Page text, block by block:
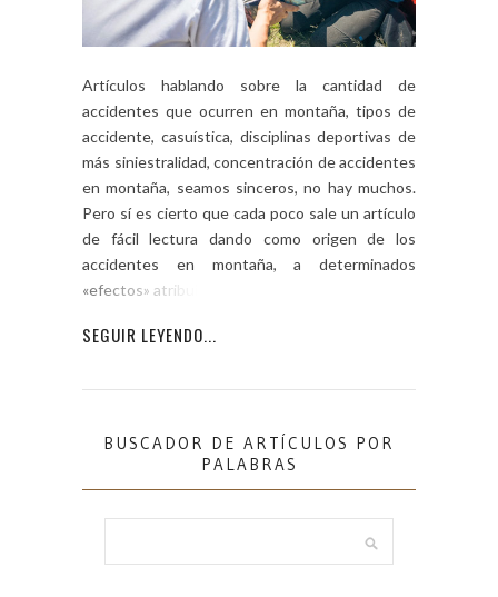
Artículos hablando sobre la cantidad de
accidentes que ocurren en montaña, tipos de
accidente, casuística, disciplinas deportivas de
más siniestralidad, concentración de accidentes
en montaña, seamos sinceros, no hay muchos.
Pero sí es cierto que cada poco sale un artículo
de fácil lectura dando como origen de los
accidentes en montaña, a determinados
«efectos» atribuidos […]
SEGUIR LEYENDO...
BUSCADOR DE ARTÍCULOS POR
PALABRAS